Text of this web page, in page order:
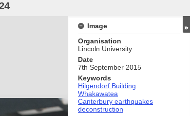
Image
Organisation
Lincoln University
Date
7th September 2015
Keywords
Hilgendorf Building
Whakawatea
Canterbury earthquakes
deconstruction